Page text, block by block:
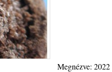
Megnézve: